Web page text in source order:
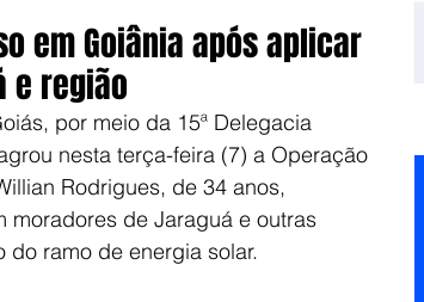
em Goiânia após aplicar
e região
por meio da 15ª Delegacia
nesta terça-feira (7) a Operação
Rodrigues, de 34 anos,
moradores de Jaraguá e outras
ramo de energia solar.